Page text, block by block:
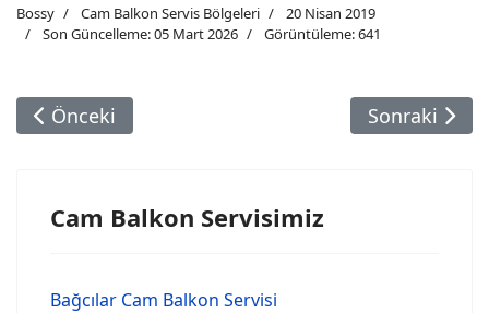
Bossy Cam Balkon Servis Bölgeleri
20 Nisan 2019
Son Güncelleme: 05 Mart 2026
Görüntüleme: 641
Önceki Makale: Büyükçekmece Cam Balkon
Önceki Sonraki
Sonraki
Cam Balkon Servisimiz
Bağcılar Cam Balkon Servisi